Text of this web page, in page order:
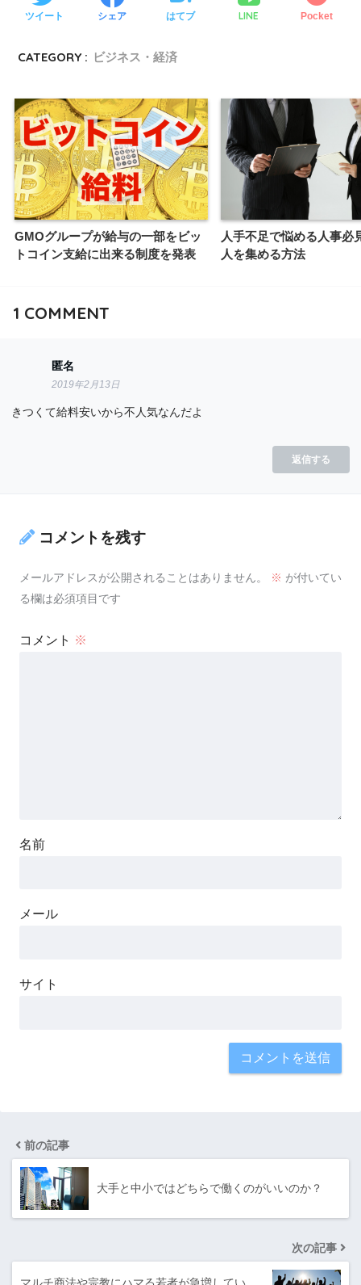
ツイート シェア はてブ LINE Pocket
CATEGORY : ビジネス・経済
GMOグループが給与の一部をビッ
トコイン支給に出来る制度を発表
人手不足で悩める人事
人を集める方法
1 COMMENT
匿名
2019年2月13日
きつくて給料安いから不人気なんだよ
返信する
コメントを残す
メールアドレスが公開されることはありません。 ※ が付いてい
る欄は必須項目です
コメント ※
名前
メール
サイト
前の記事
大手と中小ではどちらで働くのがいいのか？
次の記事
マルチ商法や宗教にハマる若者が急増してい